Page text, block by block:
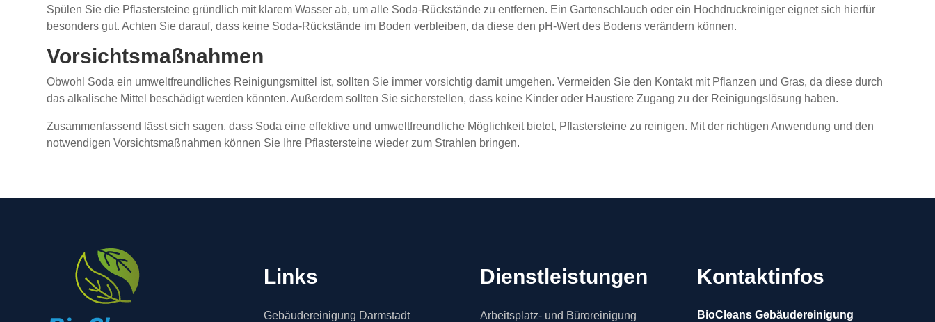
Spülen Sie die Pflastersteine gründlich mit klarem Wasser ab, um alle Soda-Rückstände zu entfernen. Ein Gartenschlauch oder ein Hochdruckreiniger eignet sich hierfür
besonders gut. Achten Sie darauf, dass keine Soda-Rückstände im Boden verbleiben, da diese den pH-Wert des Bodens verändern können.
Vorsichtsmaßnahmen
Obwohl Soda ein umweltfreundliches Reinigungsmittel ist, sollten Sie immer vorsichtig damit umgehen. Vermeiden Sie den Kontakt mit Pflanzen und Gras, da diese durch
das alkalische Mittel beschädigt werden könnten. Außerdem sollten Sie sicherstellen, dass keine Kinder oder Haustiere Zugang zu der Reinigungslösung haben.
Zusammenfassend lässt sich sagen, dass Soda eine effektive und umweltfreundliche Möglichkeit bietet, Pflastersteine zu reinigen. Mit der richtigen Anwendung und den
notwendigen Vorsichtsmaßnahmen können Sie Ihre Pflastersteine wieder zum Strahlen bringen.
Links
Gebäudereinigung Darmstadt
Dienstleistungen
Arbeitsplatz- und Büroreinigung
Kontaktinfos
BioCleans Gebäudereinigung